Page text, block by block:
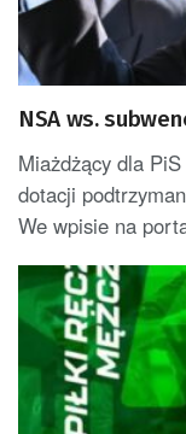
NSA ws.
Miażdżący dla
dotacji
We wpisie na